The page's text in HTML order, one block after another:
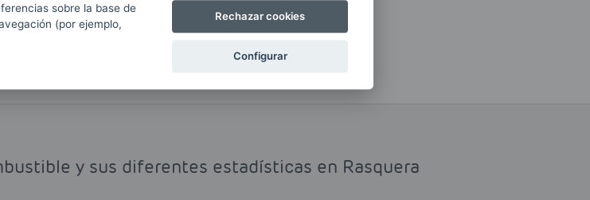
y sus diferentes estadísticas en Rasquera
sobre la base de
(por ejemplo,
Rechazar cookies
Configurar